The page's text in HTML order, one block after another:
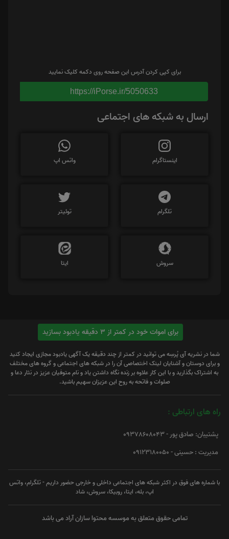
برای کپی کردن آدرس این صفحه روی دکمه کلیک نمایید
https://iPorse.ir/5050633
ارسال به شبکه های اجتماعی
اینستاگرام واتس اپ
تلگرام توئیتر
سروش ایتا
برای اموات خود در کمتر از 3 دقیقه یادبود بسازید
شما در نشریه آی پُرسِه می توانید در کمتر از چند دقیقه یک آگهی یادبود مجازی ایجاد کنید
و برای دوستان و آشنایان لینک اختصاصی آن را در شبکه های اجتماعی و گروه های مختلف
به اشتراک بگذارید و با این کار علاوه بر زنده نگاه داشتن یاد و نام متوفیان عزیز در نثار دعا و
صلوات و فاتحه به روح این عزیزان سهیم باشید.
راه های ارتباطی :
پشتیبان: صادق پور - 09378608043
مدیریت : حسینی - 09123180050
با شماره های فوق در اکثر شبکه های اجتماعی داخلی و خارجی حضور داریم - تلگرام، واتس
اپ، بله، ایتا، روبیکا، سروش، شاد
تمامی حقوق متعلق به موسسه محتوا سازان آراد می باشد